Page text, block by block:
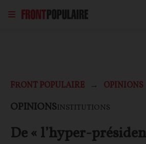
FRONT POPULAIRE OPINIONS
OPINIONSINSTITUTIONS
De « l’hyper-